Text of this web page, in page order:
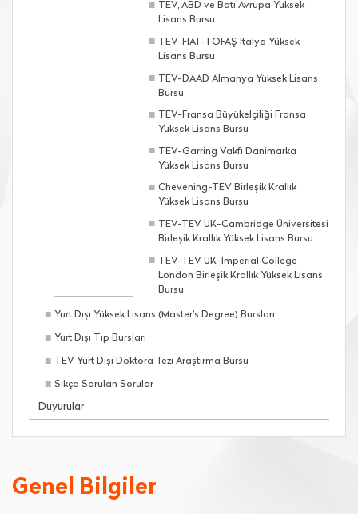
Genel Bilgiler
TEV, ABD ve Batı Avrupa Yüksek
Lisans Bursu
TEV-FIAT-TOFAŞ İtalya Yüksek
Lisans Bursu
TEV-DAAD Almanya Yüksek Lisans
Bursu
TEV-Fransa Büyükelçiliği Fransa
Yüksek Lisans Bursu
TEV-Garring Vakfı Danimarka
Yüksek Lisans Bursu
Chevening-TEV Birleşik Krallık
Yüksek Lisans Bursu
TEV-TEV UK-Cambridge Üniversitesi
Birleşik Krallık Yüksek Lisans Bursu
TEV-TEV UK-Imperial College
London Birleşik Krallık Yüksek Lisans
Bursu
Yurt Dışı Yüksek Lisans (Master’s Degree) Bursları
Yurt Dışı Tıp Bursları
TEV Yurt Dışı Doktora Tezi Araştırma Bursu
Sıkça Sorulan Sorular
Duyurular